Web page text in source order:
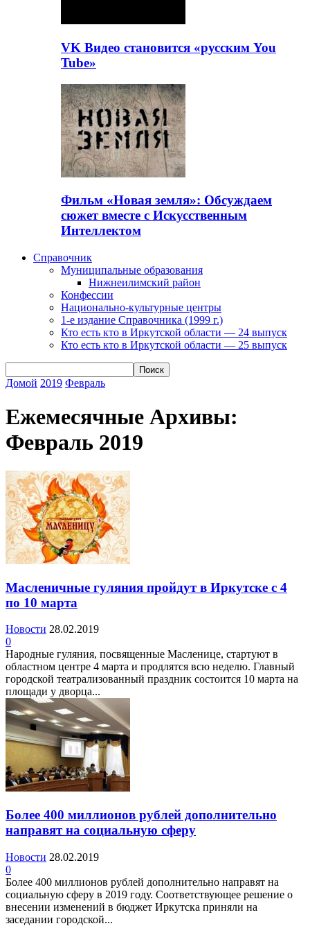
VK Видео становится «русским You
Tube»
Фильм «Новая земля»: Обсуждаем
сюжет вместе с Искусственным
Интеллектом
Справочник
Муниципальные образования
Нижнеилимский район
Конфессии
Национально-культурные центры
1-е издание Справочника (1999 г.)
Кто есть кто в Иркутской области — 24 выпуск
Кто есть кто в Иркутской области — 25 выпуск
Домой 2019 Февраль
Ежемесячные Архивы:
Февраль 2019
Масленичные гуляния пройдут в Иркутске с 4
по 10 марта
Новости 28.02.2019
0
Народные гуляния, посвященные Масленице, стартуют в
областном центре 4 марта и продлятся всю неделю. Главный
городской театрализованный праздник состоится 10 марта на
площади у дворца...
Более 400 миллионов рублей дополнительно
направят на социальную сферу
Новости 28.02.2019
0
Более 400 миллионов рублей дополнительно направят на
социальную сферу в 2019 году. Соответствующее решение о
внесении изменений в бюджет Иркутска приняли на
заседании городской...